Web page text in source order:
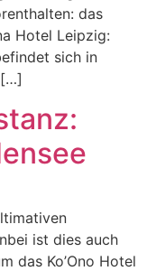
das
Hotel Leipzig:
sich in
[…]
ist dies auch
das Ko’Ono Hotel